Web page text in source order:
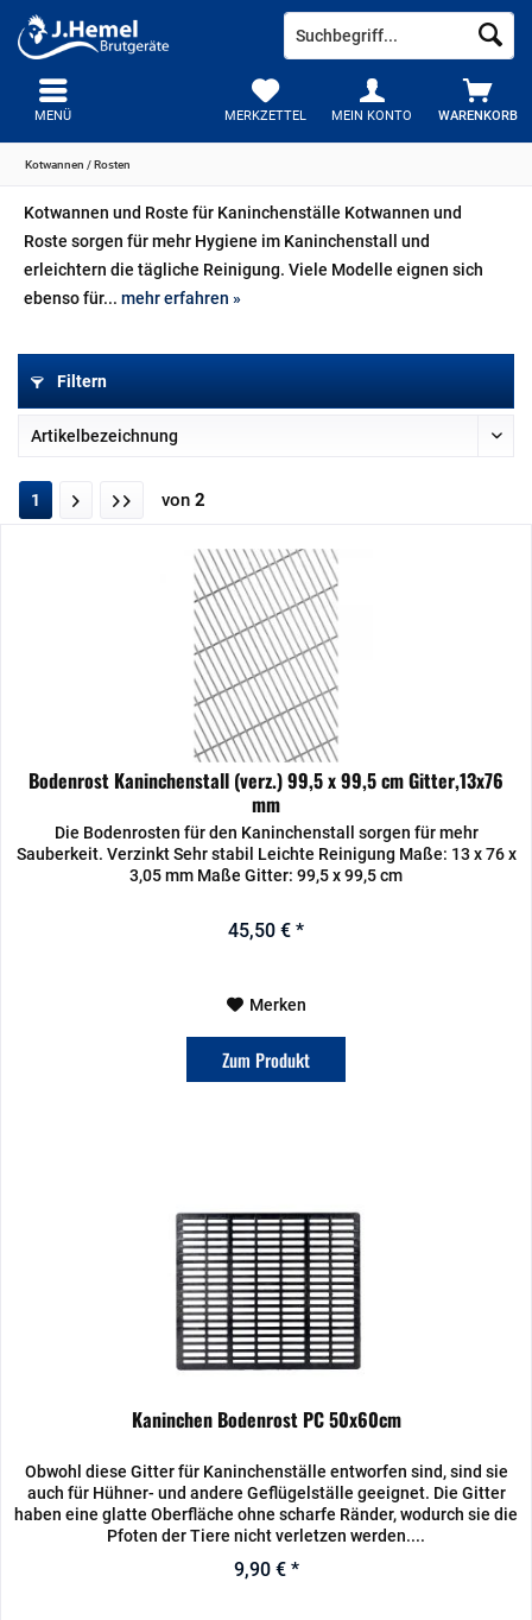
WARENKORB
MERKZETTEL MEIN KONTO
MENÜ
Kotwannen / Rosten
Kotwannen und Roste für Kaninchenställe Kotwannen und
Roste sorgen für mehr Hygiene im Kaninchenstall und
erleichtern die tägliche Reinigung. Viele Modelle eignen sich
ebenso für... mehr erfahren »
Filtern
1 von 2
Bodenrost Kaninchenstall (verz.) 99,5 x 99,5 cm Gitter,13x76
mm
Die Bodenrosten für den Kaninchenstall sorgen für mehr
Sauberkeit. Verzinkt Sehr stabil Leichte Reinigung Maße: 13 x 76 x
3,05 mm Maße Gitter: 99,5 x 99,5 cm
45,50 € *
Merken
Zum Produkt
Kaninchen Bodenrost PC 50x60cm
Obwohl diese Gitter für Kaninchenställe entworfen sind, sind sie
auch für Hühner- und andere Geflügelställe geeignet. Die Gitter
haben eine glatte Oberfläche ohne scharfe Ränder, wodurch sie die
Pfoten der Tiere nicht verletzen werden....
9,90 € *